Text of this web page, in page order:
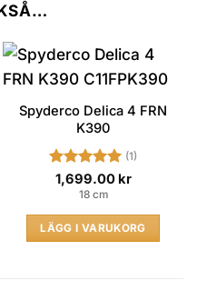
Spyderco Delica 4 FRN
K390
Betygsatt5
av 5
(1)
1,699.00 kr
18 cm
LÄGG I VARUKORG